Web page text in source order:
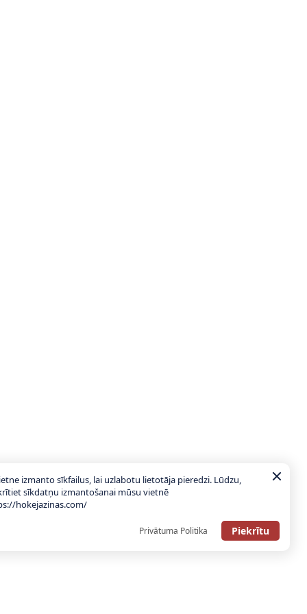
izmanto sīkfailus, lai uzlabotu lietotāja pieredzi. Lūdzu,
sīkdatņu izmantošanai mūsu vietnē
hokejazinas.com/
Privātuma Politika Piekrītu